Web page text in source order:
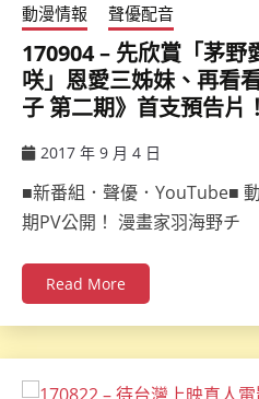
動漫情報 聲優配音
170904 – 先欣賞「茅
咲」恩愛三姊妹、再看
子 第二期》首支預告片！
2017 年 9 月 4 日
■新番組．聲優．YouTube■
期PV公開！ 漫畫家羽海野チ
Read More